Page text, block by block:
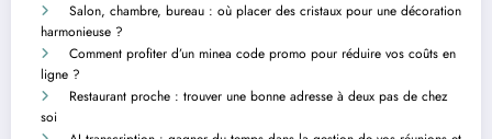
Salon, chambre, bureau : où placer des cristaux pour une décoration
harmonieuse ?
Comment profiter d’un minea code promo pour réduire vos coûts en
ligne ?
Restaurant proche : trouver une bonne adresse à deux pas de chez
soi